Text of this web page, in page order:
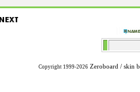
Copyright 1999-2026 Zeroboard / skin